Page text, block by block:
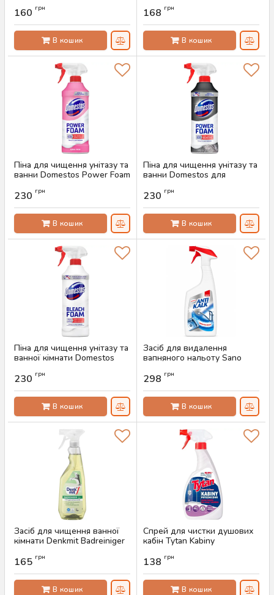
Артикул:
160 грн
В кошик
Артикул:
168 грн
В кошик
Піна для чищення унітазу та
ванни Domestos Power Foam
Артикул:
230 грн
В кошик
Піна для чищення унітазу та
ванни Domestos для
Артикул:
230 грн
В кошик
Піна для чищення унітазу та
ванної кімнати Domestos
Артикул:
230 грн
В кошик
Засіб для видалення
вапняного нальоту Sano
Артикул:
298 грн
В кошик
Засіб для чищення ванної
кімнати Denkmit Badreiniger
Артикул:
165 грн
В кошик
Спрей для чистки душових
кабін Tytan Kabiny
Артикул:
138 грн
В кошик